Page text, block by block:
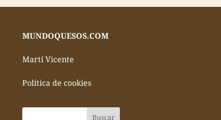
MUNDOQUESOS.COM
Martí Vicente
Política de cookies